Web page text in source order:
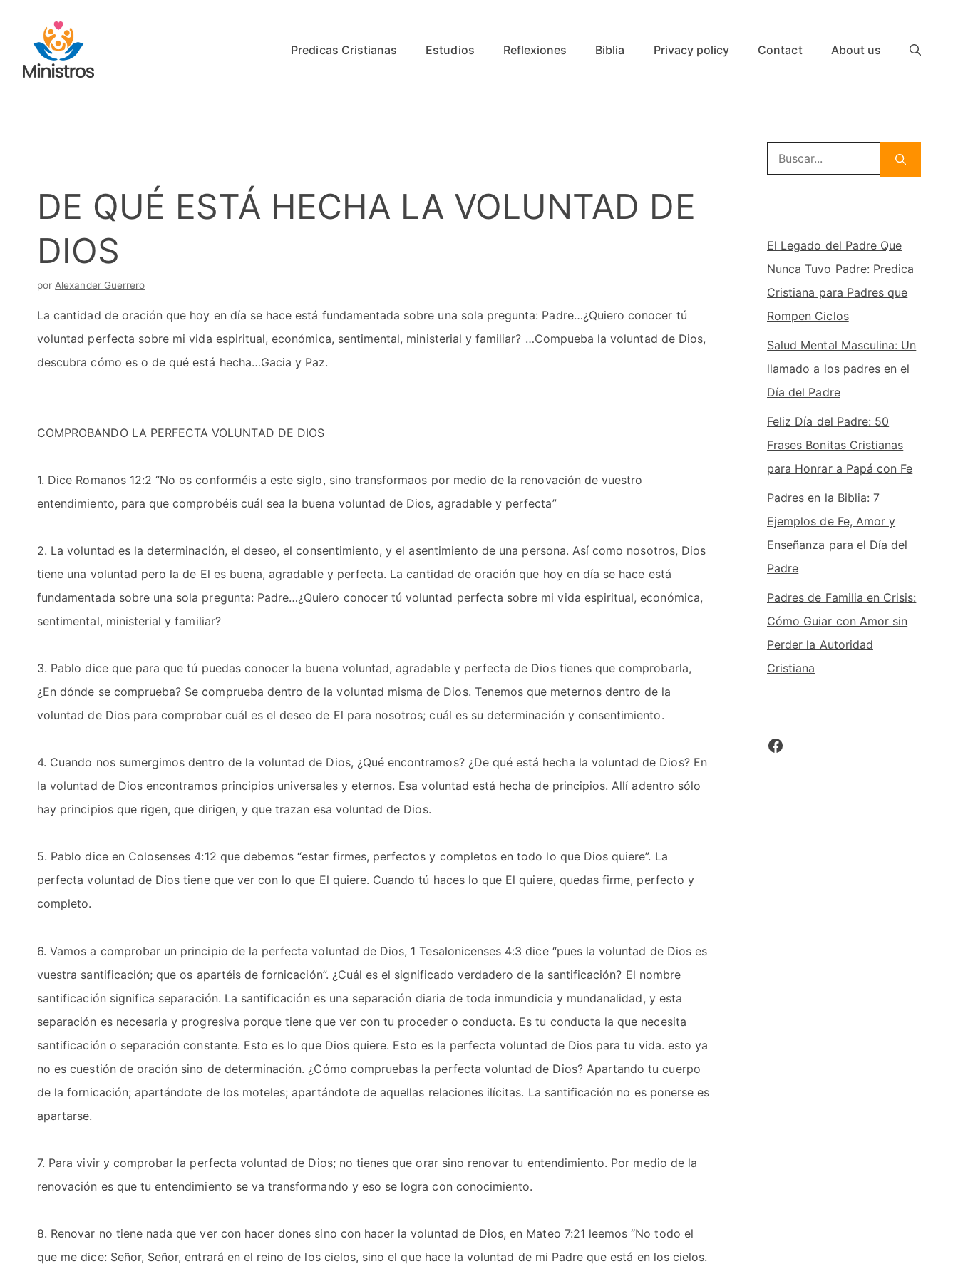
contenido
Predicas Cristianas Estudios Reflexiones Biblia Privacy policy Contact About us
DE QUÉ ESTÁ HECHA LA VOLUNTAD DE
DIOS
por Alexander Guerrero
La cantidad de oración que hoy en día se hace está fundamentada sobre una sola pregunta: Padre…¿Quiero conocer tú
voluntad perfecta sobre mi vida espiritual, económica, sentimental, ministerial y familiar? …Compueba la voluntad de Dios,
descubra cómo es o de qué está hecha…Gacia y Paz.
COMPROBANDO LA PERFECTA VOLUNTAD DE DIOS
1. Dice Romanos 12:2 “No os conforméis a este siglo, sino transformaos por medio de la renovación de vuestro
entendimiento, para que comprobéis cuál sea la buena voluntad de Dios, agradable y perfecta”
2. La voluntad es la determinación, el deseo, el consentimiento, y el asentimiento de una persona. Así como nosotros, Dios
tiene una voluntad pero la de El es buena, agradable y perfecta. La cantidad de oración que hoy en día se hace está
fundamentada sobre una sola pregunta: Padre…¿Quiero conocer tú voluntad perfecta sobre mi vida espiritual, económica,
sentimental, ministerial y familiar?
3. Pablo dice que para que tú puedas conocer la buena voluntad, agradable y perfecta de Dios tienes que comprobarla,
¿En dónde se comprueba? Se comprueba dentro de la voluntad misma de Dios. Tenemos que meternos dentro de la
voluntad de Dios para comprobar cuál es el deseo de El para nosotros; cuál es su determinación y consentimiento.
4. Cuando nos sumergimos dentro de la voluntad de Dios, ¿Qué encontramos? ¿De qué está hecha la voluntad de Dios? En
la voluntad de Dios encontramos principios universales y eternos. Esa voluntad está hecha de principios. Allí adentro sólo
hay principios que rigen, que dirigen, y que trazan esa voluntad de Dios.
5. Pablo dice en Colosenses 4:12 que debemos “estar firmes, perfectos y completos en todo lo que Dios quiere”. La
perfecta voluntad de Dios tiene que ver con lo que El quiere. Cuando tú haces lo que El quiere, quedas firme, perfecto y
completo.
6. Vamos a comprobar un principio de la perfecta voluntad de Dios, 1 Tesalonicenses 4:3 dice “pues la voluntad de Dios es
vuestra santificación; que os apartéis de fornicación”. ¿Cuál es el significado verdadero de la santificación? El nombre
santificación significa separación. La santificación es una separación diaria de toda inmundicia y mundanalidad, y esta
separación es necesaria y progresiva porque tiene que ver con tu proceder o conducta. Es tu conducta la que necesita
santificación o separación constante. Esto es lo que Dios quiere. Esto es la perfecta voluntad de Dios para tu vida. esto ya
no es cuestión de oración sino de determinación. ¿Cómo compruebas la perfecta voluntad de Dios? Apartando tu cuerpo
de la fornicación; apartándote de los moteles; apartándote de aquellas relaciones ilícitas. La santificación no es ponerse es
apartarse.
7. Para vivir y comprobar la perfecta voluntad de Dios; no tienes que orar sino renovar tu entendimiento. Por medio de la
renovación es que tu entendimiento se va transformando y eso se logra con conocimiento.
8. Renovar no tiene nada que ver con hacer dones sino con hacer la voluntad de Dios, en Mateo 7:21 leemos “No todo el
que me dice: Señor, Señor, entrará en el reino de los cielos, sino el que hace la voluntad de mi Padre que está en los cielos.
Buscar:
El Legado del Padre Que
Nunca Tuvo Padre: Predica
Cristiana para Padres que
Rompen Ciclos
Salud Mental Masculina: Un
llamado a los padres en el
Día del Padre
Feliz Día del Padre: 50
Frases Bonitas Cristianas
para Honrar a Papá con Fe
Padres en la Biblia: 7
Ejemplos de Fe, Amor y
Enseñanza para el Día del
Padre
Padres de Familia en Crisis:
Cómo Guiar con Amor sin
Perder la Autoridad
Cristiana
Facebook